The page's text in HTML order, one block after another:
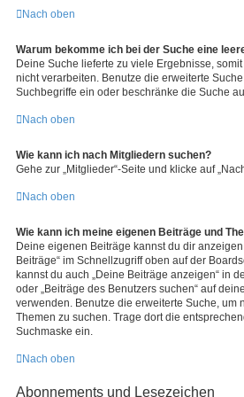
Nach oben
Warum bekomme ich bei der Suche eine
Deine Suche lieferte zu viele Ergebnisse,
nicht verarbeiten. Benutze die erweiterte
Suchbegriffe ein oder beschränke die Suche
Nach oben
Wie kann ich nach Mitgliedern suchen?
Gehe zur „Mitglieder“-Seite und klicke auf
Nach oben
Wie kann ich meine eigenen Beiträge und
Deine eigenen Beiträge kannst du dir
Beiträge“ im Schnellzugriff oben auf der
kannst du auch „Deine Beiträge anzeigen“ in
oder „Beiträge des Benutzers suchen“ auf
verwenden. Benutze die erweiterte Suche, um
Themen zu suchen. Trage dort die
Suchmaske ein.
Nach oben
Abonnements und Lesezeichen